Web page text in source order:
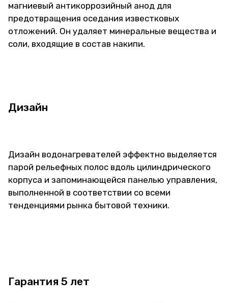
магниевый антикоррозийный анод для
предотвращения оседания известковых
отложений. Он удаляет минеральные вещества и
соли, входящие в состав накипи.
Дизайн
Дизайн водонагревателей эффектно выделяется
парой рельефных полос вдоль цилиндрического
корпуса и запоминающейся панелью управления,
выполненной в соответствии со всеми
тенденциями рынка бытовой техники.
Гарантия 5 лет